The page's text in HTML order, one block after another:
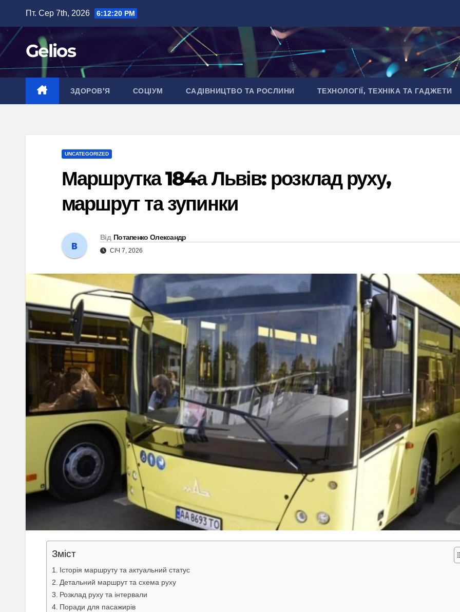
вмісту
Пт. Сер 7th, 2026 6:12:21 PM
Gelios
ЗДОРОВ’Я СОЦІУМ САДІВНИЦТВО ТА РОСЛИНИ ТЕХНОЛОГІЇ, ТЕХНІКА ТА ГАДЖЕТИ
UNCATEGORIZED
Маршрутка 184а Львів: розклад руху,
маршрут та зупинки
Від Потапенко Олександр
СІЧ 7, 2026
Зміст
Історія маршруту та актуальний статус
Детальний маршрут та схема руху
Розклад руху та інтервали
Поради для пасажирів